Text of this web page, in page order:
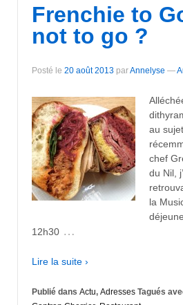
Frenchie to
not to go ?
Posté le 20 août 2013 parAnnelyse —
au
chef
du Nil,
la
12h30 …
Lire la suite ›
Publié dans Actu, Adresses Tagués